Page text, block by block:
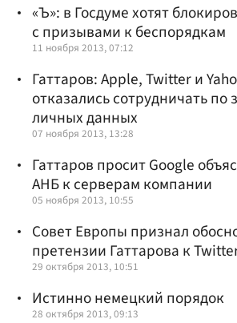
«Ъ»: в Госдуме хотят
с призывами к беспорядкам
11 ноября 2013, 07:12
Гаттаров: Apple, Twitter и
отказались сотрудничать по
личных данных
07 ноября 2013, 13:28
Гаттаров просит Google
АНБ к серверам компании
05 ноября 2013, 10:55
Совет Европы признал
претензии Гаттарова к
29 октября 2013, 10:51
Истинно немецкий порядок
28 октября 2013, 09:13